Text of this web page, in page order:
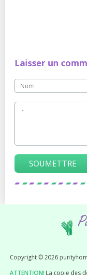
Laisser un
SOUMETTRE
Copyright © 2026
ATTENTION! La copie des